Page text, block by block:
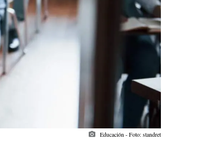
photo_camera Educación - Foto: standret